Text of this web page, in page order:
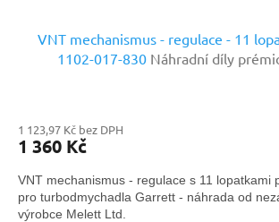
VNT mechanismus - regulace - 11
1102-017-830 Náhradní díly
1 123,97 Kč bez DPH
1 360 Kč
VNT mechanismus - regulace s 11 lopatkami
pro turbodmychadla Garrett - náhrada od
výrobce Melett Ltd.